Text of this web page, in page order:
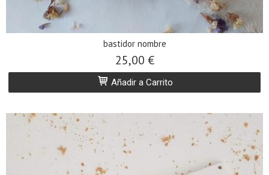
bastidor nombre
25,00 €
Añadir a Carrito